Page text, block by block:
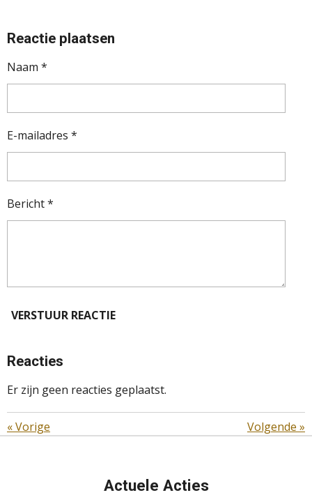
Reactie plaatsen
Naam *
E-mailadres *
Bericht *
VERSTUUR REACTIE
Reacties
Er zijn geen reacties geplaatst.
«Vorige Volgende »
Actuele Acties